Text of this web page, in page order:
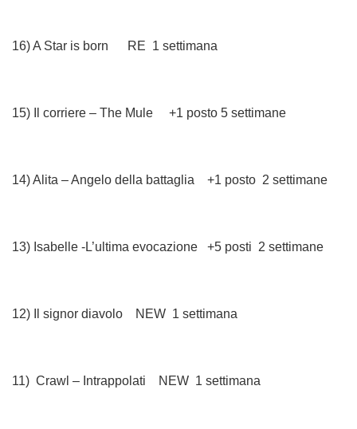
16) A Star is born RE 1 settimana
15) Il corriere – The Mule +1 posto 5 settimane
14) Alita – Angelo della battaglia +1 posto 2 settimane
13) Isabelle -L’ultima evocazione +5 posti 2 settimane
12) Il signor diavolo NEW 1 settimana
11) Crawl – Intrappolati NEW 1 settimana